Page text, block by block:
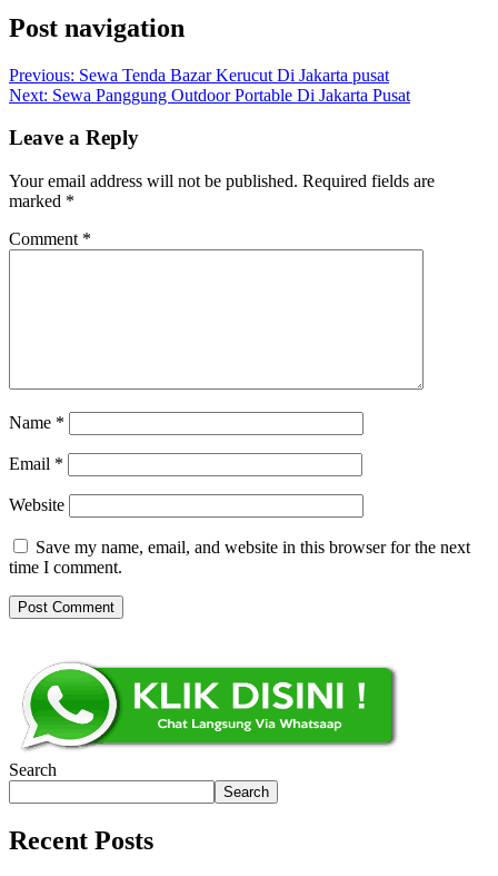
Post navigation
Previous: Sewa Tenda Bazar Kerucut Di Jakarta pusat
Next: Sewa Panggung Outdoor Portable Di Jakarta Pusat
Leave a Reply
Your email address will not be published. Required fields are
marked *
Comment *
Name *
Email *
Website
Save my name, email, and website in this browser for the next
time I comment.
Search
Search
Recent Posts